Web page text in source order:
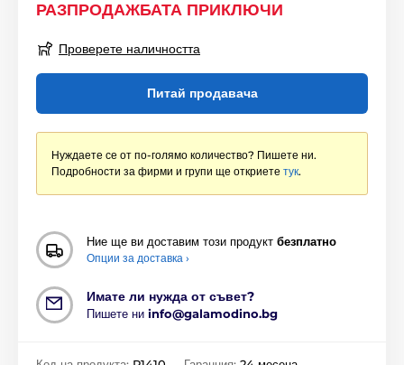
РАЗПРОДАЖБАТА ПРИКЛЮЧИ
Проверете наличността
Питай продавача
Нуждаете се от по-голямо количество? Пишете ни.
Подробности за фирми и групи ще откриете тук.
Ние ще ви доставим този продукт безплатно
Опции за доставка ›
Имате ли нужда от съвет?
Пишете ни info@galamodino.bg